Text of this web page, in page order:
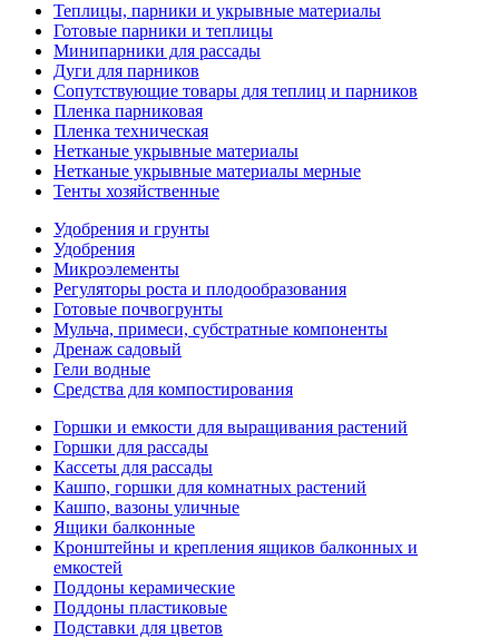
Теплицы, парники и укрывные материалы
Готовые парники и теплицы
Минипарники для рассады
Дуги для парников
Сопутствующие товары для теплиц и парников
Пленка парниковая
Пленка техническая
Нетканые укрывные материалы
Нетканые укрывные материалы мерные
Тенты хозяйственные
Удобрения и грунты
Удобрения
Микроэлементы
Регуляторы роста и плодообразования
Готовые почвогрунты
Мульча, примеси, субстратные компоненты
Дренаж садовый
Гели водные
Средства для компостирования
Горшки и емкости для выращивания растений
Горшки для рассады
Кассеты для рассады
Кашпо, горшки для комнатных растений
Кашпо, вазоны уличные
Ящики балконные
Кронштейны и крепления ящиков балконных и
емкостей
Поддоны керамические
Поддоны пластиковые
Подставки для цветов